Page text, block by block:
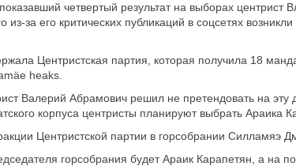
четвертый результат на выборах центрист
за его критических публикаций в соцсетях возникли
Центристская партия, которая получила 18
heaks.
Валерий Абрамович решил не претендовать на эту
корпуса центристы планируют выбрать Араика
Центристской партии в горсобрании Силламяэ
горсобрания будет Араик Карапетян, а на